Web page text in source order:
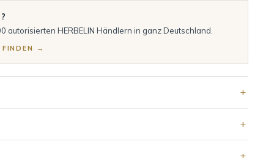
autorisierten HERBELIN Händlern in ganz Deutschland.
FINDEN →